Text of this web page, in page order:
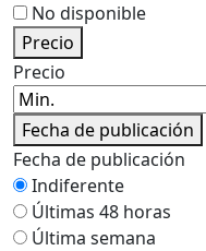
No disponible
Precio
Precio
Fecha de publicación
Fecha de publicación
Indiferente
Últimas 48 horas
Última semana